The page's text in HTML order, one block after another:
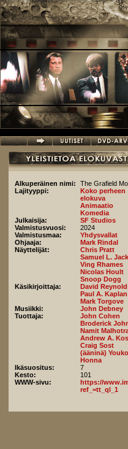
Hyppää pääsisältöön
Alkuperäinen nimi:
The Grafield
Lajityyppi:
Koko perheen
elokuva
Animaatio
Komedia
Julkaisija:
SF Studios
Valmistusvuosi:
2024
Valmistusmaa:
Yhdysvallat
Ohjaaja:
Mark Rindal
Näyttelijät:
Chris Pratt
Samuel L.
Ving Rhames
Nicolas Hoult
Snoop Dogg
Käsikirjoittaja:
David
Paul A. Kaplan
Mark Torgove
Musiikki:
John Debney
Tuottaja:
John Cohen
Broderick
Namit
Andrew A.
Craig Sost
(ääninä) Youko
Honna
Ikäsuositus:
7
Kesto:
101
WWW-sivu:
https://
ref_=tt_ql_1